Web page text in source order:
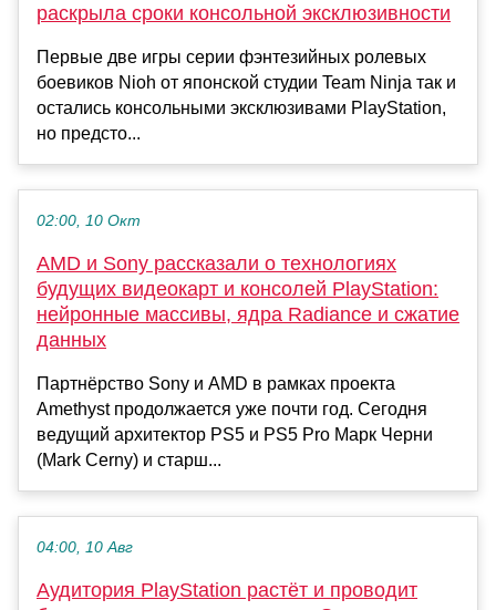
раскрыла сроки консольной эксклюзивности
Первые две игры серии фэнтезийных ролевых
боевиков Nioh от японской студии Team Ninja так и
остались консольными эксклюзивами PlayStation,
но предсто...
02:00, 10 Окт
AMD и Sony рассказали о технологиях
будущих видеокарт и консолей PlayStation:
нейронные массивы, ядра Radiance и сжатие
данных
Партнёрство Sony и AMD в рамках проекта
Amethyst продолжается уже почти год. Сегодня
ведущий архитектор PS5 и PS5 Pro Марк Черни
(Mark Cerny) и старш...
04:00, 10 Авг
Аудитория PlayStation растёт и проводит